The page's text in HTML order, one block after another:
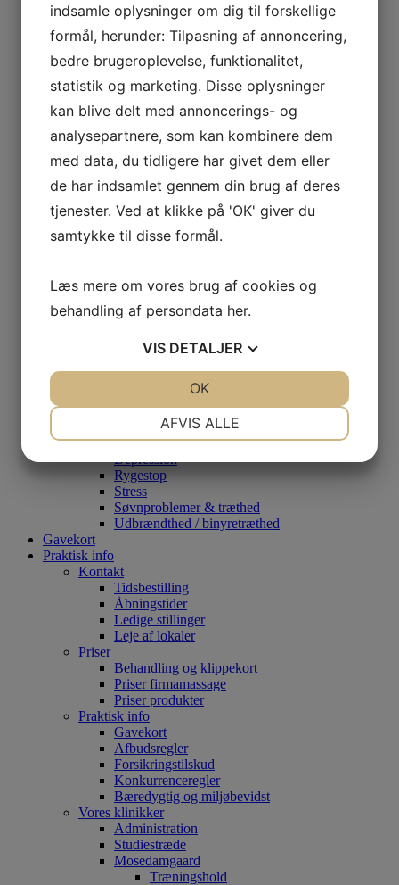
Scheuermann
Spinalstenose
Spondylose
Muskler, Led og Organer
Allergi
Bihulebetændelse
Bindevæv
Blærebetændelse
Fibromyalgi
Fordøjelsesproblemer
Føleforstyrrelser
Gigt
Hjertebanken
Kredsløbsproblemer
Overbelastning
Svækket immunforsvar
Gravid, børn & baby
Børne- og Babymassage
Skævt bækken
Psykisk
Andre psykiske udfordringer
Depression
Rygestop
Stress
Søvnproblemer & træthed
Udbrændthed / binyretræthed
Gavekort
Praktisk info
Kontakt
Tidsbestilling
Åbningstider
Ledige stillinger
Leje af lokaler
Priser
Behandling og klippekort
Priser firmamassage
Priser produkter
Praktisk info
Gavekort
Afbudsregler
Forsikringstilskud
Konkurrenceregler
Bæredygtig og miljøbevidst
Vores klinikker
Administration
Studiestræde
Mosedamgaard
Træningshold
indsamle oplysninger om dig til forskellige
formål, herunder: Tilpasning af annoncering,
bedre brugeroplevelse, funktionalitet,
statistik og marketing. Disse oplysninger
kan blive delt med annoncerings- og
analysepartnere, som kan kombinere dem
med data, du tidligere har givet dem eller
de har indsamlet gennem din brug af deres
tjenester. Ved at klikke på 'OK' giver du
samtykke til disse formål.
Læs mere om vores brug af cookies og
behandling af persondata her.
VIS DETALJER
MARKETING
AFVIS ALLE
OK